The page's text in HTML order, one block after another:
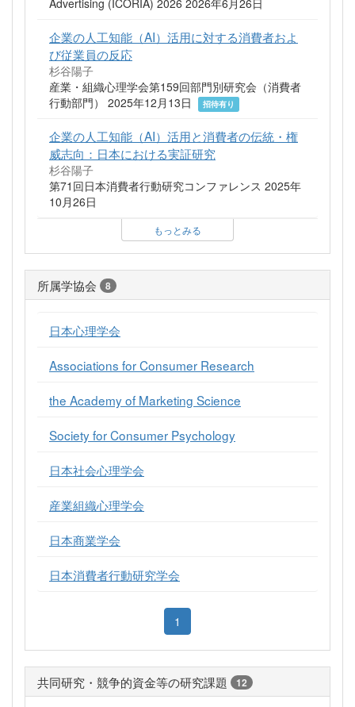
企業の人工知能（AI）活用に対する消費者およ
び従業員の反応
杉谷陽子
産業・組織心理学会第159回部門別研究会（消費者
行動部門） 2025年12月13日
招待有り
企業の人工知能（AI）活用と消費者の伝統・権
威志向：日本における実証研究
杉谷陽子
第71回日本消費者行動研究コンファレンス 2025年
10月26日
もっとみる
所属学協会 8
日本心理学会
Associations for Consumer Research
the Academy of Marketing Science
Society for Consumer Psychology
日本社会心理学会
産業組織心理学会
日本商業学会
日本消費者行動研究学会
1
共同研究・競争的資金等の研究課題 12